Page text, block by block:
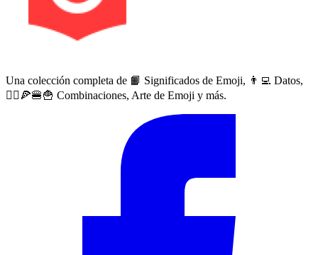
Una colección completa de 📙 Significados de Emoji, 👨‍💻 Datos,
🙅‍♀️🍕🍔🍟 Combinaciones, Arte de Emoji y más.